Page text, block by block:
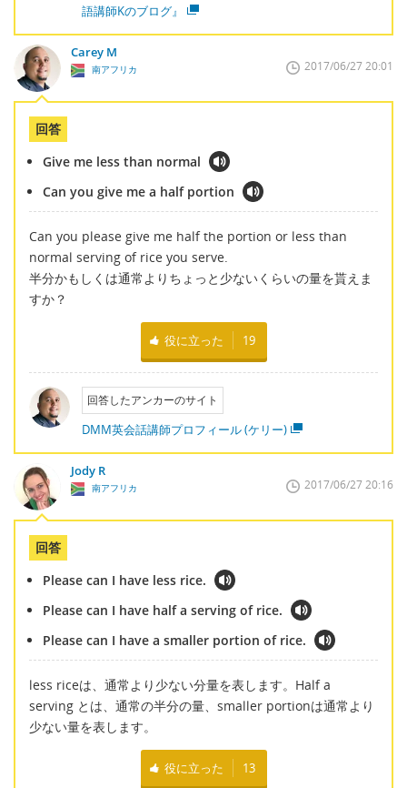
語講師Kのブログ』
Carey M
南アフリカ 2017/06/27 20:01
回答
Give me less than normal
Can you give me a half portion
Can you please give me half the portion or less than
normal serving of rice you serve.
半分かもしくは通常よりちょっと少ないくらいの量を貰えま
すか？
役に立った 19
回答したアンカーのサイト
DMM英会話講師プロフィール (ケリー)
Jody R
南アフリカ 2017/06/27 20:16
回答
Please can I have less rice.
Please can I have half a serving of rice.
Please can I have a smaller portion of rice.
less riceは、通常より少ない分量を表します。Half a
serving とは、通常の半分の量、smaller portionは通常より
少ない量を表します。
役に立った 13